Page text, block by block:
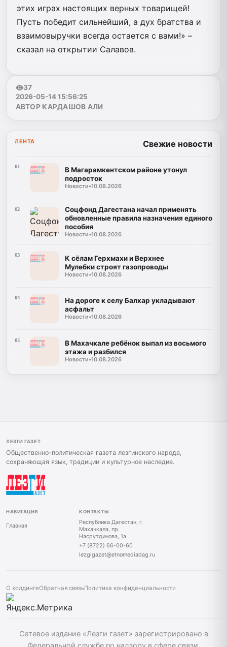
этих играх настоящих верных товарищей!
Пусть победит сильнейший, а дух братства и
взаимовыручки всегда остается с вами!» –
сказал на открытии Салавов.
37
2026-05-14 15:56:25
АВТОР КАРДАШОВ АЛИ
ЛЕНТА Свежие новости
01
В Магарамкентском районе утонул
подросток
Новости•10.08.2026
02
Соцфонд Дагестана начал применять
обновленные правила назначения единого
пособия
Новости•10.08.2026
03
К сёлам Герхмахи и Верхнее
Мулебки строят газопроводы
Новости•10.08.2026
04
На дороге к селу Балхар укладывают
асфальт
Новости•10.08.2026
05
В Махачкале ребёнок выпал из восьмого
этажа и разбился
Новости•10.08.2026
ЛЕЗГИ ГАЗЕТ
Общественно-политическая газета лезгинского народа,
сохраняющая язык, традиции и культурное наследие.
НАВИГАЦИЯ
Главная
КОНТАКТЫ
Республика Дагестан, г.
Махачкала, пр.
Насрутдинова, 1а
+7 (8722) 66-00-60
lezgigazet@etnomediadag.ru
О холдингеОбратная связьПолитика конфиденциальности
Сетевое издание «Лезги газет» зарегистрировано в